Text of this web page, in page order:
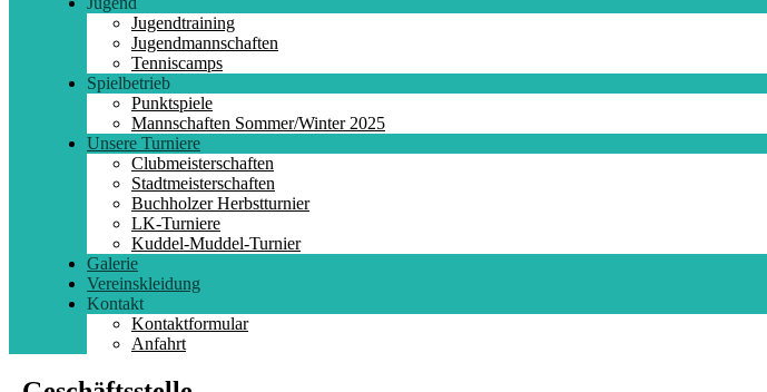
Jugendtraining
Jugendmannschaften
Tenniscamps
Spielbetrieb
Punktspiele
Mannschaften Sommer/Winter 2025
Unsere Turniere
Clubmeisterschaften
Stadtmeisterschaften
Buchholzer Herbstturnier
LK-Turniere
Kuddel-Muddel-Turnier
Galerie
Vereinskleidung
Kontakt
Kontaktformular
Anfahrt